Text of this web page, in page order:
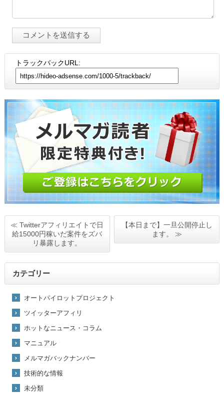
トラックバックURL:
≪ Twitterアフィリエイトで日
給15000円稼いだ案件をズバ
リ暴露します。
【本日まで】一旦公開停止し
ます。 ≫
カテゴリー
オートパイロットプロジェクト
ツイッターアフィリ
ホットなニュース・コラム
マニュアル
メルマガバックナンバー
技術的な情報
未分類